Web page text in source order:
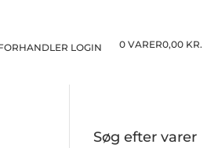
LOGIN 0 VARER0,00 KR.
Søg efter varer